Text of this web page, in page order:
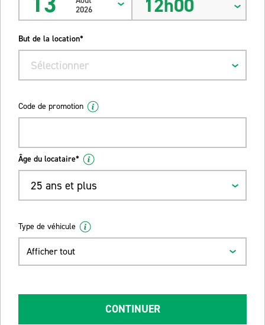
2026
12h00
But de la location*
Sélectionner
Code de promotion
Âge du locataire*
25 ans et plus
Type de véhicule
Afficher tout
CONTINUER